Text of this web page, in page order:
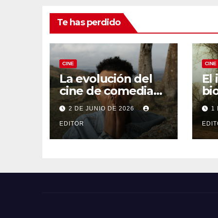
Te has perdido
CINE
La evolución del
cine de comedia
negra: De Fargo a
Knives Out
2 DE JUNIO DE 2026
EDITOR
CINE
El
1